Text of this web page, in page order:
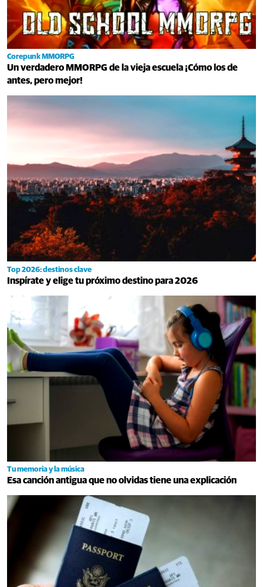
Corepunk MMORPG
Un verdadero MMORPG de la vieja escuela ¡Cómo los de
antes, pero mejor!
Top 2026: destinos clave
Inspírate y elige tu próximo destino para 2026
Tu memoria y la música
Esa canción antigua que no olvidas tiene una explicación